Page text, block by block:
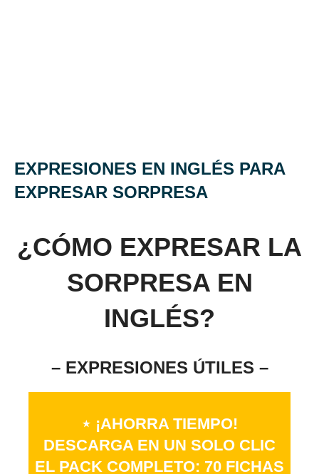
EXPRESIONES EN INGLÉS PARA
EXPRESAR SORPRESA
¿CÓMO EXPRESAR LA
SORPRESA EN
INGLÉS?
– EXPRESIONES ÚTILES –
⋆ ¡AHORRA TIEMPO!
DESCARGA EN UN SOLO CLIC
EL PACK COMPLETO: 70 FICHAS